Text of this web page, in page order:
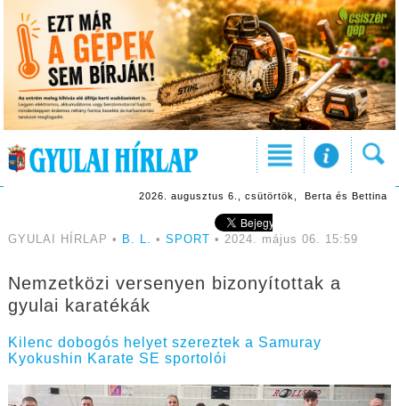
2026. augusztus 6., csütörtök, Berta és Bettina
GYULAI HÍRLAP • B. L. • SPORT • 2024. május 06. 15:59
Nemzetközi versenyen bizonyítottak a
gyulai karatékák
Kilenc dobogós helyet szereztek a Samuray
Kyokushin Karate SE sportolói